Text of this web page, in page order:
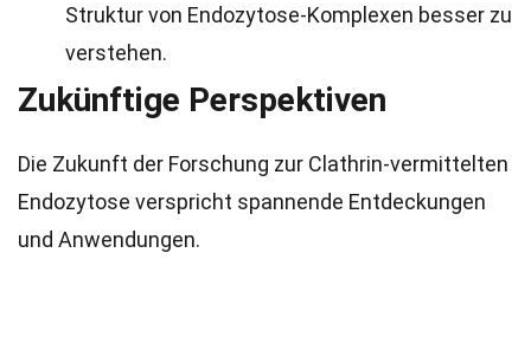
Struktur von Endozytose-Komplexen besser zu
verstehen.
Zukünftige Perspektiven
Die Zukunft der Forschung zur Clathrin-vermittelten
Endozytose verspricht spannende Entdeckungen
und Anwendungen.